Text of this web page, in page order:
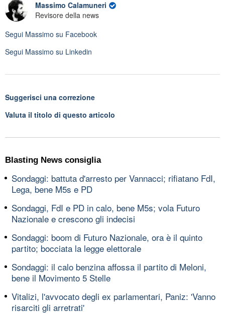
Massimo Calamuneri
Revisore della news
Segui Massimo su Facebook
Segui Massimo su Linkedin
Suggerisci una correzione
Valuta il titolo di questo articolo
Blasting News consiglia
Sondaggi: battuta d'arresto per Vannacci; rifiatano FdI,
Lega, bene M5s e PD
Sondaggi, FdI e PD in calo, bene M5s; vola Futuro
Nazionale e crescono gli indecisi
Sondaggi: boom di Futuro Nazionale, ora è il quinto
partito; bocciata la legge elettorale
Sondaggi: il calo benzina affossa il partito di Meloni,
bene il Movimento 5 Stelle
Vitalizi, l'avvocato degli ex parlamentari, Paniz: 'Vanno
risarciti gli arretrati'